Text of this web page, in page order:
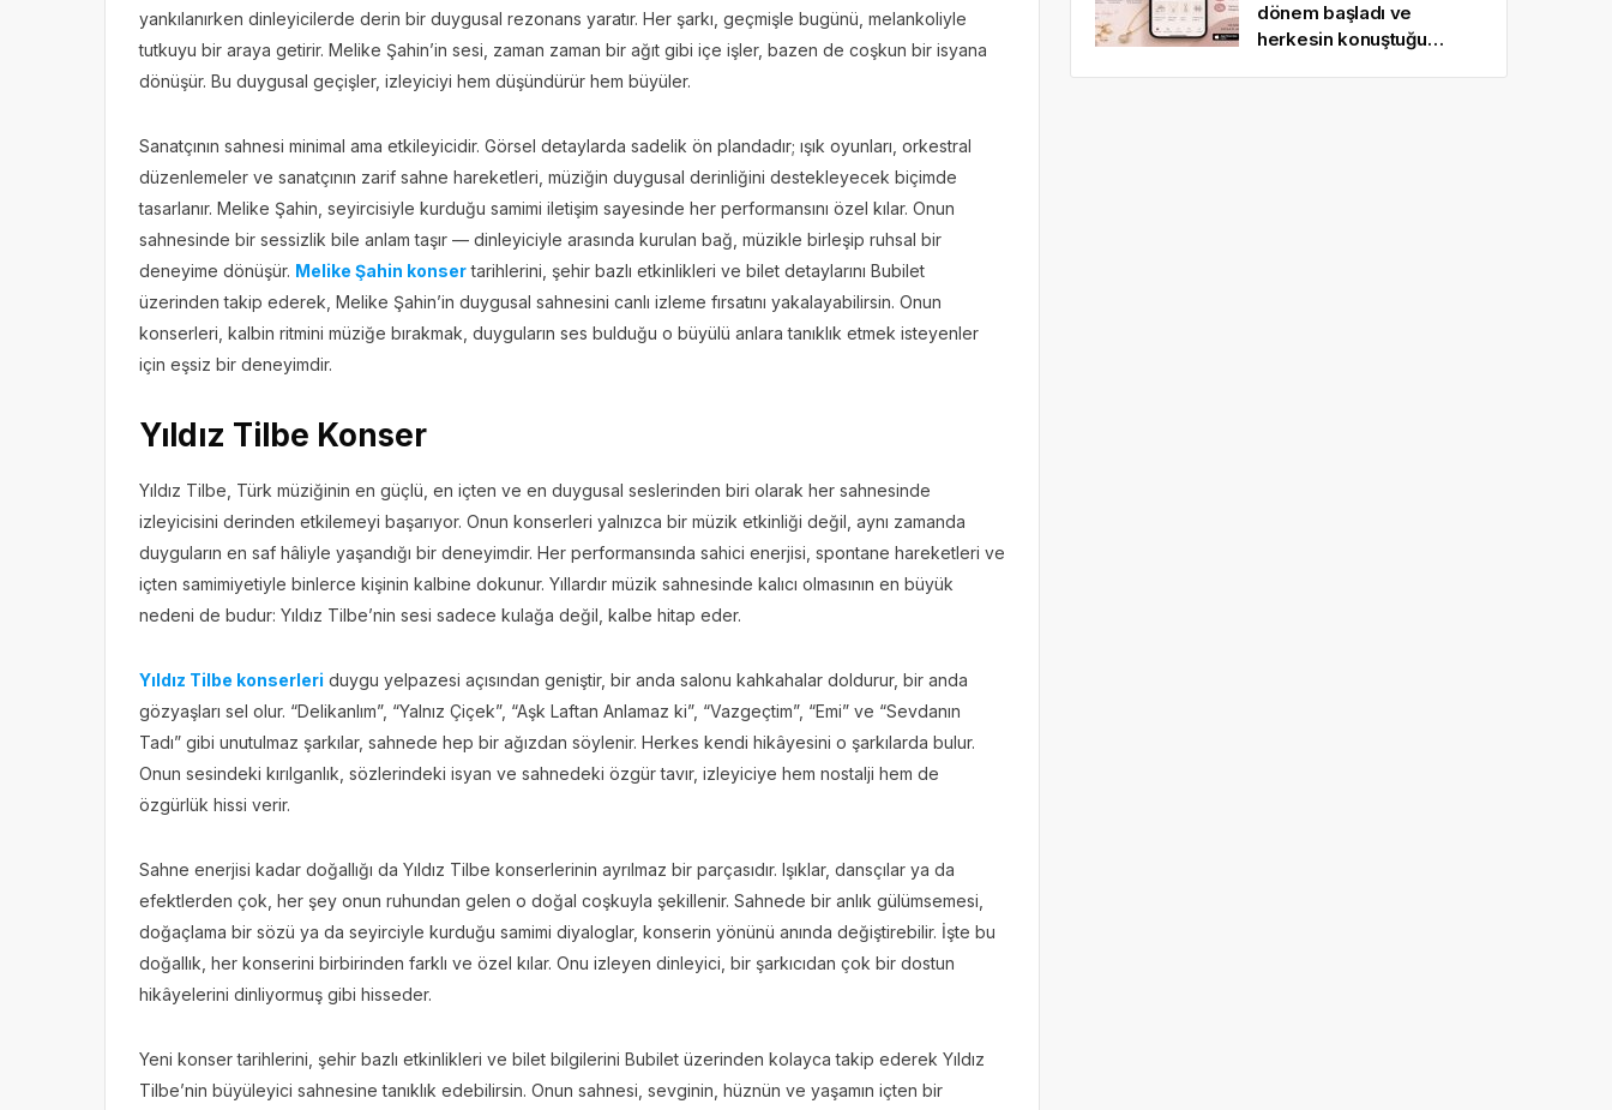
yankılanırken dinleyicilerde derin bir duygusal rezonans yaratır. Her şarkı, geçmişle bugünü, melankoliyle
tutkuyu bir araya getirir. Melike Şahin’in sesi, zaman zaman bir ağıt gibi içe işler, bazen de coşkun bir isyana
dönüşür. Bu duygusal geçişler, izleyiciyi hem düşündürür hem büyüler.
Sanatçının sahnesi minimal ama etkileyicidir. Görsel detaylarda sadelik ön plandadır; ışık oyunları, orkestral
düzenlemeler ve sanatçının zarif sahne hareketleri, müziğin duygusal derinliğini destekleyecek biçimde
tasarlanır. Melike Şahin, seyircisiyle kurduğu samimi iletişim sayesinde her performansını özel kılar. Onun
sahnesinde bir sessizlik bile anlam taşır — dinleyiciyle arasında kurulan bağ, müzikle birleşip ruhsal bir
deneyime dönüşür. Melike Şahin konsertarihlerini, şehir bazlı etkinlikleri ve bilet detaylarını Bubilet
üzerinden takip ederek, Melike Şahin’in duygusal sahnesini canlı izleme fırsatını yakalayabilirsin. Onun
konserleri, kalbin ritmini müziğe bırakmak, duyguların ses bulduğu o büyülü anlara tanıklık etmek isteyenler
için eşsiz bir deneyimdir.
Yıldız Tilbe Konser
Yıldız Tilbe, Türk müziğinin en güçlü, en içten ve en duygusal seslerinden biri olarak her sahnesinde
izleyicisini derinden etkilemeyi başarıyor. Onun konserleri yalnızca bir müzik etkinliği değil, aynı zamanda
duyguların en saf hâliyle yaşandığı bir deneyimdir. Her performansında sahici enerjisi, spontane hareketleri ve
içten samimiyetiyle binlerce kişinin kalbine dokunur. Yıllardır müzik sahnesinde kalıcı olmasının en büyük
nedeni de budur: Yıldız Tilbe’nin sesi sadece kulağa değil, kalbe hitap eder.
Yıldız Tilbe konserleri duygu yelpazesi açısından geniştir, bir anda salonu kahkahalar doldurur, bir anda
gözyaşları sel olur. “Delikanlım”, “Yalnız Çiçek”, “Aşk Laftan Anlamaz ki”, “Vazgeçtim”, “Emi” ve “Sevdanın
Tadı” gibi unutulmaz şarkılar, sahnede hep bir ağızdan söylenir. Herkes kendi hikâyesini o şarkılarda bulur.
Onun sesindeki kırılganlık, sözlerindeki isyan ve sahnedeki özgür tavır, izleyiciye hem nostalji hem de
özgürlük hissi verir.
Sahne enerjisi kadar doğallığı da Yıldız Tilbe konserlerinin ayrılmaz bir parçasıdır. Işıklar, dansçılar ya da
efektlerden çok, her şey onun ruhundan gelen o doğal coşkuyla şekillenir. Sahnede bir anlık gülümsemesi,
doğaçlama bir sözü ya da seyirciyle kurduğu samimi diyaloglar, konserin yönünü anında değiştirebilir. İşte bu
doğallık, her konserini birbirinden farklı ve özel kılar. Onu izleyen dinleyici, bir şarkıcıdan çok bir dostun
hikâyelerini dinliyormuş gibi hisseder.
Yeni konser tarihlerini, şehir bazlı etkinlikleri ve bilet bilgilerini Bubilet üzerinden kolayca takip ederek Yıldız
Tilbe’nin büyüleyici sahnesine tanıklık edebilirsin. Onun sahnesi, sevginin, hüznün ve yaşamın içten bir
dönem başladı ve
herkesin konuştuğu